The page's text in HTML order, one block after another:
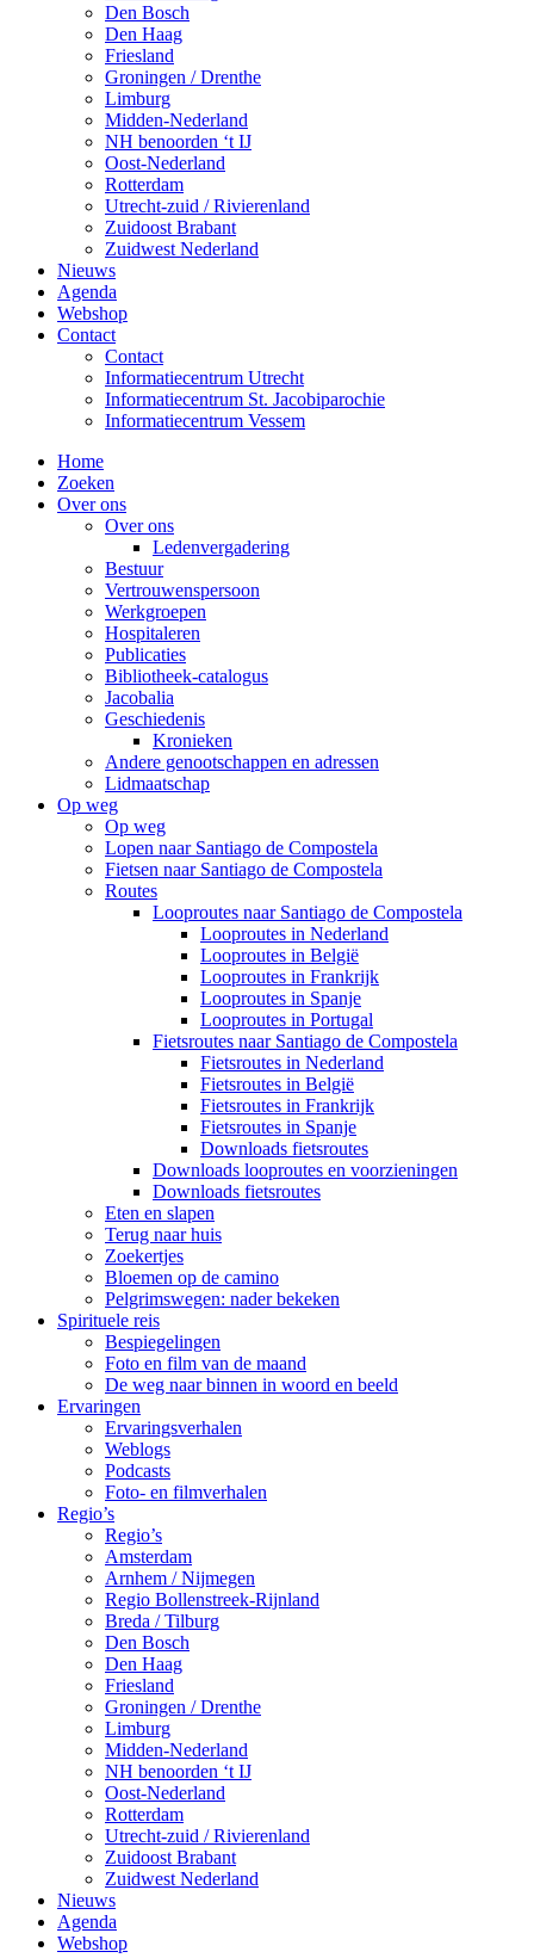
Den Bosch
Den Haag
Friesland
Groningen / Drenthe
Limburg
Midden-Nederland
NH benoorden ‘t IJ
Oost-Nederland
Rotterdam
Utrecht-zuid / Rivierenland
Zuidoost Brabant
Zuidwest Nederland
Nieuws
Agenda
Webshop
Contact
Contact
Informatiecentrum Utrecht
Informatiecentrum St. Jacobiparochie
Informatiecentrum Vessem
Home
Zoeken
Over ons
Over ons
Ledenvergadering
Bestuur
Vertrouwenspersoon
Werkgroepen
Hospitaleren
Publicaties
Bibliotheek-catalogus
Jacobalia
Geschiedenis
Kronieken
Andere genootschappen en adressen
Lidmaatschap
Op weg
Op weg
Lopen naar Santiago de Compostela
Fietsen naar Santiago de Compostela
Routes
Looproutes naar Santiago de Compostela
Looproutes in Nederland
Looproutes in België
Looproutes in Frankrijk
Looproutes in Spanje
Looproutes in Portugal
Fietsroutes naar Santiago de Compostela
Fietsroutes in Nederland
Fietsroutes in België
Fietsroutes in Frankrijk
Fietsroutes in Spanje
Downloads fietsroutes
Downloads looproutes en voorzieningen
Downloads fietsroutes
Eten en slapen
Terug naar huis
Zoekertjes
Bloemen op de camino
Pelgrimswegen: nader bekeken
Spirituele reis
Bespiegelingen
Foto en film van de maand
De weg naar binnen in woord en beeld
Ervaringen
Ervaringsverhalen
Weblogs
Podcasts
Foto- en filmverhalen
Regio’s
Regio’s
Amsterdam
Arnhem / Nijmegen
Regio Bollenstreek-Rijnland
Breda / Tilburg
Den Bosch
Den Haag
Friesland
Groningen / Drenthe
Limburg
Midden-Nederland
NH benoorden ‘t IJ
Oost-Nederland
Rotterdam
Utrecht-zuid / Rivierenland
Zuidoost Brabant
Zuidwest Nederland
Nieuws
Agenda
Webshop